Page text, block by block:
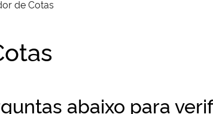
de Cotas
abaixo para